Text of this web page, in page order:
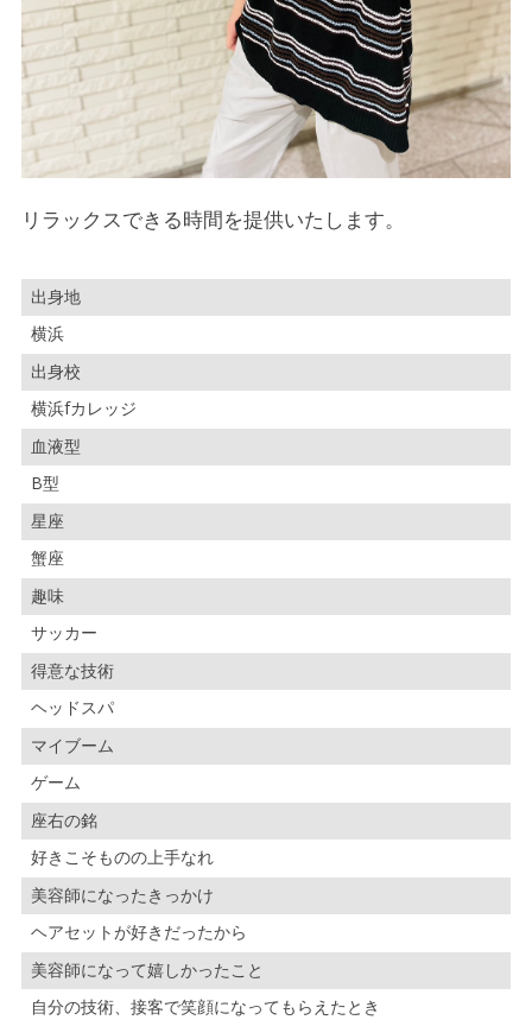
リラックスできる時間を提供いたします。
出身地
横浜
出身校
横浜fカレッジ
血液型
B型
星座
蟹座
趣味
サッカー
得意な技術
ヘッドスパ
マイブーム
ゲーム
座右の銘
好きこそものの上手なれ
美容師になったきっかけ
ヘアセットが好きだったから
美容師になって嬉しかったこと
自分の技術、接客で笑顔になってもらえたとき